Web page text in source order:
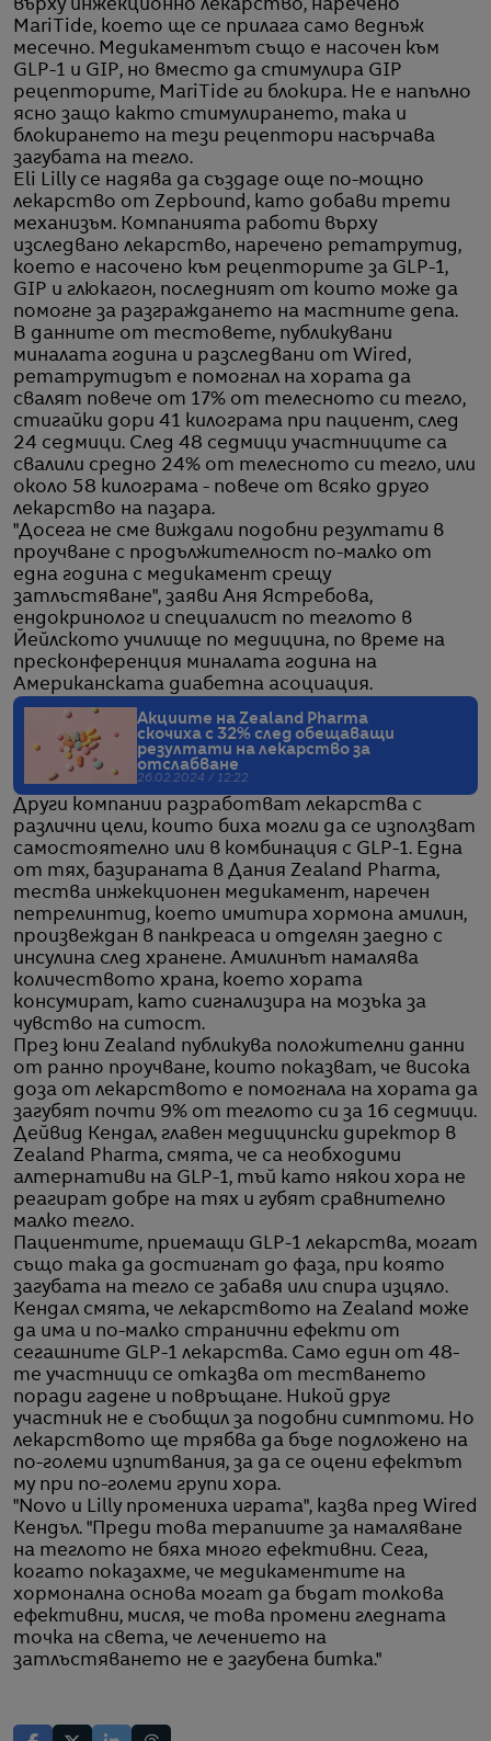
върху инжекционно лекарство, наречено
MariTide, което ще се прилага само веднъж
месечно. Медикаментът също е насочен към
GLP-1 и GIP, но вместо да стимулира GIP
рецепторите, MariTide ги блокира. Не е напълно
ясно защо както стимулирането, така и
блокирането на тези рецептори насърчава
загубата на тегло.
Eli Lilly се надява да създаде още по-мощно
лекарство от Zepbound, като добави трети
механизъм. Компанията работи върху
изследвано лекарство, наречено ретатрутид,
което е насочено към рецепторите за GLP-1,
GIP и глюкагон, последният от които може да
помогне за разграждането на мастните депа.
В данните от тестовете, публикувани
миналата година и разследвани от Wired,
ретатрутидът е помогнал на хората да
свалят повече от 17% от телесното си тегло,
стигайки дори 41 килограма при пациент, след
24 седмици. След 48 седмици участниците са
свалили средно 24% от телесното си тегло, или
около 58 килограма - повече от всяко друго
лекарство на пазара.
"Досега не сме виждали подобни резултати в
проучване с продължителност по-малко от
една година с медикамент срещу
затлъстяване", заяви Аня Ястребова,
ендокринолог и специалист по теглото в
Йейлското училище по медицина, по време на
пресконференция миналата година на
Американската диабетна асоциация.
Акциите на Zealand Pharma
скочиха с 32% след обещаващи
резултати на лекарство за
отслабване
26.02.2024 / 12:22
Други компании разработват лекарства с
различни цели, които биха могли да се използват
самостоятелно или в комбинация с GLP-1. Една
от тях, базираната в Дания Zealand Pharma,
тества инжекционен медикамент, наречен
петрелинтид, което имитира хормона амилин,
произвеждан в панкреаса и отделян заедно с
инсулина след хранене. Амилинът намалява
количеството храна, което хората
консумират, като сигнализира на мозъка за
чувство на ситост.
През юни Zealand публикува положителни данни
от ранно проучване, които показват, че висока
доза от лекарството е помогнала на хората да
загубят почти 9% от теглото си за 16 седмици.
Дейвид Кендал, главен медицински директор в
Zealand Pharma, смята, че са необходими
алтернативи на GLP-1, тъй като някои хора не
реагират добре на тях и губят сравнително
малко тегло.
Пациентите, приемащи GLP-1 лекарства, могат
също така да достигнат до фаза, при която
загубата на тегло се забавя или спира изцяло.
Кендал смята, че лекарството на Zealand може
да има и по-малко странични ефекти от
сегашните GLP-1 лекарства. Само един от 48-
те участници се отказва от тестването
поради гадене и повръщане. Никой друг
участник не е съобщил за подобни симптоми. Но
лекарството ще трябва да бъде подложено на
по-големи изпитвания, за да се оцени ефектът
му при по-големи групи хора.
"Novo и Lilly промениха играта", казва пред Wired
Кендъл. "Преди това терапиите за намаляване
на теглото не бяха много ефективни. Сега,
когато показахме, че медикаментите на
хормонална основа могат да бъдат толкова
ефективни, мисля, че това промени гледната
точка на света, че лечението на
затлъстяването не е загубена битка."